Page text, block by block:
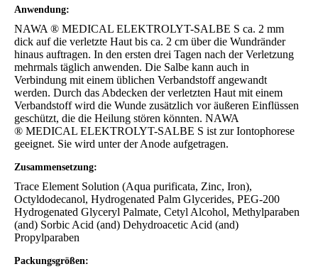
Anwendung:
NAWA ® MEDICAL ELEKTROLYT-SALBE S ca. 2 mm
dick auf die verletzte Haut bis ca. 2 cm über die Wundränder
hinaus auftragen. In den ersten drei Tagen nach der Verletzung
mehrmals täglich anwenden. Die Salbe kann auch in
Verbindung mit einem üblichen Verbandstoff angewandt
werden. Durch das Abdecken der verletzten Haut mit einem
Verbandstoff wird die Wunde zusätzlich vor äußeren Einflüssen
geschützt, die die Heilung stören könnten. NAWA
® MEDICAL ELEKTROLYT-SALBE S ist zur Iontophorese
geeignet. Sie wird unter der Anode aufgetragen.
Zusammensetzung:
Trace Element Solution (Aqua purificata, Zinc, Iron),
Octyldodecanol, Hydrogenated Palm Glycerides, PEG-200
Hydrogenated Glyceryl Palmate, Cetyl Alcohol, Methylparaben
(and) Sorbic Acid (and) Dehydroacetic Acid (and)
Propylparaben
Packungsgrößen: